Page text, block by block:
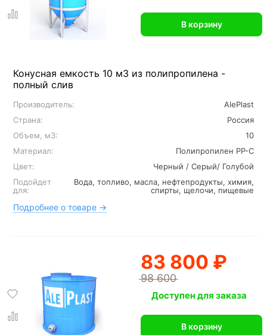
Конусная емкость 10 м3 из полипропилена -
полный слив
Производитель:
AlePlast
Страна:
Россия
Объем, м3:
10
Материал:
Полипропилен PP-C
Цвет:
Черный / Серый/ Голубой
Подойдет
для:
Вода, топливо, масла, нефтепродукты, химия,
спирты, щелочи, пищевые
Подробнее о товаре →
В корзину
83 800 ₽
98 600
Доступен для заказа
В корзину